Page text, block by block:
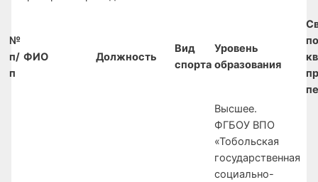
№
п/
п
ФИО Должность
Вид
спорта
Уровень
образования
Высшее.
ФГБОУ ВПО
«Тобольская
государственная
социально-